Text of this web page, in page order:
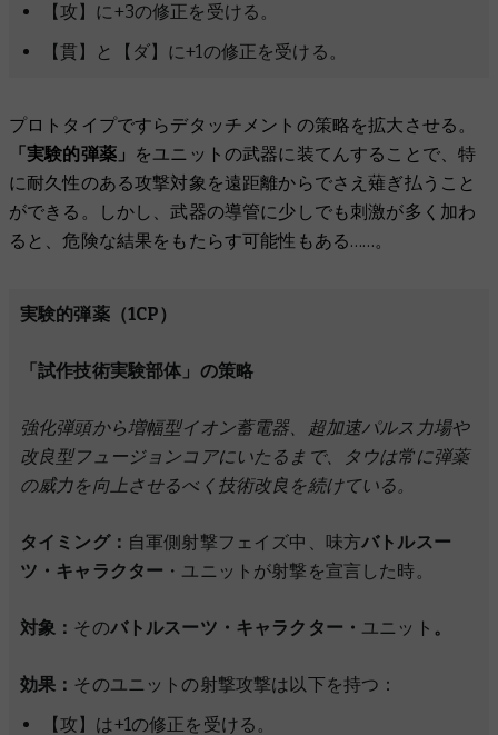
【攻】に+3の修正を受ける。
【貫】と【ダ】に+1の修正を受ける。
プロトタイプですらデタッチメントの策略を拡大させる。
「実験的弾薬」 をユニットの武器に装てんすることで、特
に耐久性のある攻撃対象を遠距離からでさえ薙ぎ払うこと
ができる。しかし、武器の導管に少しでも刺激が多く加わ
ると、危険な結果をもたらす可能性もある……。
実験的弾薬（1CP）
「試作技術実験部体」の策略
強化弾頭から増幅型イオン蓄電器、超加速パルス力場や
改良型フュージョンコアにいたるまで、タウは常に弾薬
の威力を向上させるべく技術改良を続けている。
タイミング： 自軍側射撃フェイズ中、味方バトルスー
ツ・キャラクター ・ユニットが射撃を宣言した時。
対象： そのバトルスーツ・キャラクター・ ユニット 。
効果： そのユニットの射撃攻撃は以下を持つ：
【攻】は+1の修正を受ける。